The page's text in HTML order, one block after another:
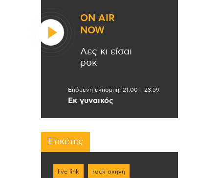
ON AIR
NOW
Λες κι είσαι
ροκ
Επόμενη εκπομπή: 21:00 - 23:59
Εκ γυναικός
Ετικέτες
live link rock σκηνη